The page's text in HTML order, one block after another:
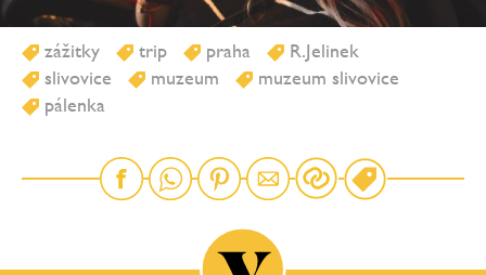
zážitky trip praha
R.Jelinek
slivovice
muzeum
muzeum slivovice
pálenka